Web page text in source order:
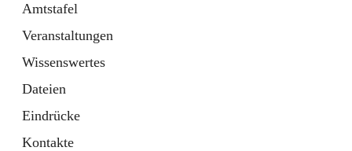
Amtstafel
Veranstaltungen
Wissenswertes
Dateien
Eindrücke
Kontakte
Tab
Region Schneebergland
Externe Webseite
öffnet
in
neuem
Tab